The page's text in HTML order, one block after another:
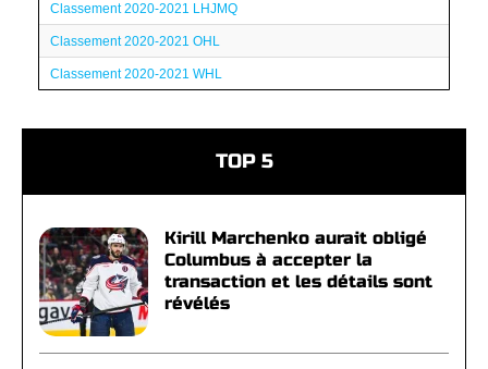
Classement 2020-2021 LHJMQ
Classement 2020-2021 OHL
Classement 2020-2021 WHL
TOP 5
Kirill Marchenko aurait obligé
Columbus à accepter la
transaction et les détails sont
révélés